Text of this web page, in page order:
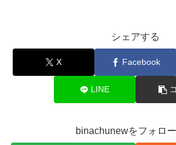
シェアする
X Facebook
LINE
binachunewをフォロ